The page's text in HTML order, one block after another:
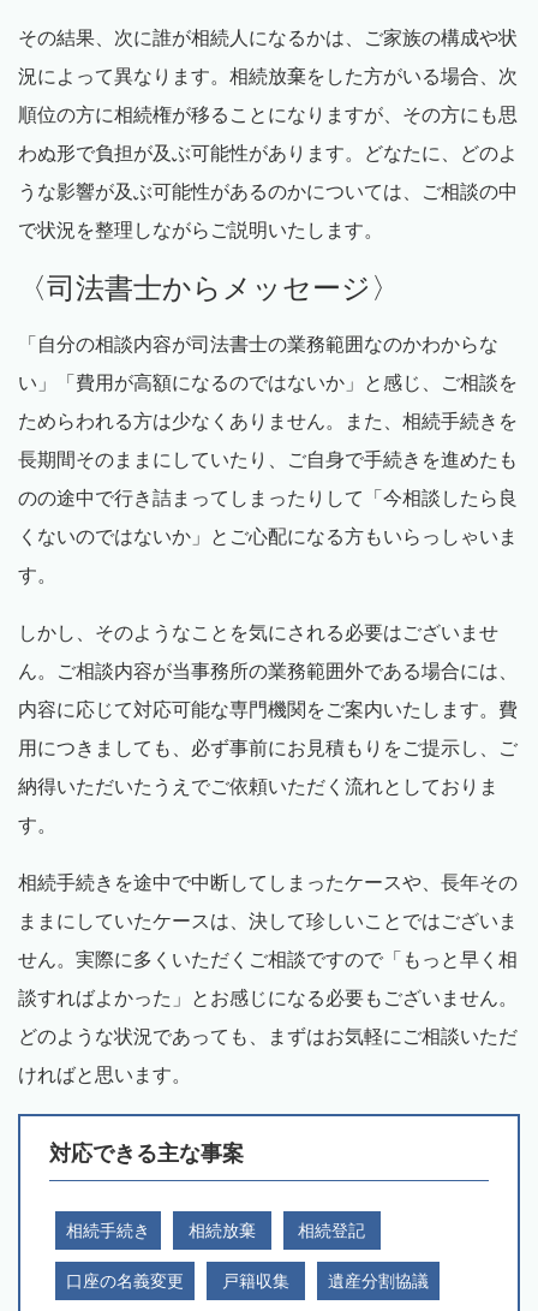
その結果、次に誰が相続人になるかは、ご家族の構成や状
況によって異なります。相続放棄をした方がいる場合、次
順位の方に相続権が移ることになりますが、その方にも思
わぬ形で負担が及ぶ可能性があります。どなたに、どのよ
うな影響が及ぶ可能性があるのかについては、ご相談の中
で状況を整理しながらご説明いたします。
〈司法書士からメッセージ〉
「自分の相談内容が司法書士の業務範囲なのかわからな
い」「費用が高額になるのではないか」と感じ、ご相談を
ためらわれる方は少なくありません。また、相続手続きを
長期間そのままにしていたり、ご自身で手続きを進めたも
のの途中で行き詰まってしまったりして「今相談したら良
くないのではないか」とご心配になる方もいらっしゃいま
す。
しかし、そのようなことを気にされる必要はございませ
ん。ご相談内容が当事務所の業務範囲外である場合には、
内容に応じて対応可能な専門機関をご案内いたします。費
用につきましても、必ず事前にお見積もりをご提示し、ご
納得いただいたうえでご依頼いただく流れとしておりま
す。
相続手続きを途中で中断してしまったケースや、長年その
ままにしていたケースは、決して珍しいことではございま
せん。実際に多くいただくご相談ですので「もっと早く相
談すればよかった」とお感じになる必要もございません。
どのような状況であっても、まずはお気軽にご相談いただ
ければと思います。
対応できる主な事案
相続手続き 相続放棄 相続登記
口座の名義変更 戸籍収集 遺産分割協議